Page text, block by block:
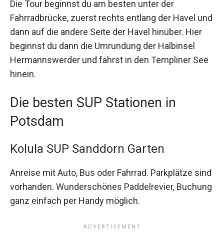
Die Tour beginnst du am besten unter der
Fahrradbrücke, zuerst rechts entlang der Havel und
dann auf die andere Seite der Havel hinüber. Hier
beginnst du dann die Umrundung der Halbinsel
Hermannswerder und fährst in den Templiner See
hinein.
Die besten SUP Stationen in
Potsdam
Kolula SUP Sanddorn Garten
Anreise mit Auto, Bus oder Fahrrad. Parkplätze sind
vorhanden. Wunderschönes Paddelrevier, Buchung
ganz einfach per Handy möglich.